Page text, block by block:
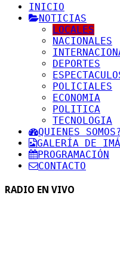
INICIO
NOTICIAS
LOCALES
NACIONALES
DEPORTES
POLICIALES
ECONOMIA
POLITICA
TECNOLOGIA
QUIENES SOMOS?
GALERÍA DE
PROGRAMACIÓN
CONTACTO
RADIO EN VIVO